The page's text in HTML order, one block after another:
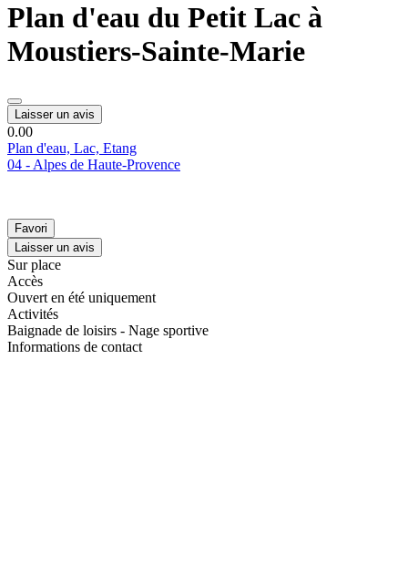
Plan d'eau du Petit Lac à
Moustiers-Sainte-Marie
Laisser un avis
0.00
Plan d'eau, Lac, Etang
04 - Alpes de Haute-Provence
Favori
Laisser un avis
Sur place
Accès
Ouvert en été uniquement
Activités
Baignade de loisirs - Nage sportive
Informations de contact